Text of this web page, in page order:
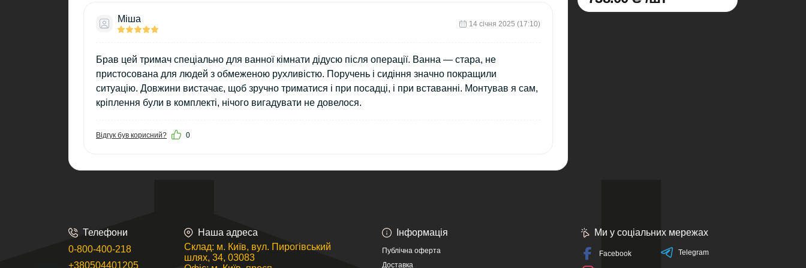
Міша 14 cічня 2025 (17:10)
Брав цей тримач спеціально для ванної кімнати дідусю після операції. Ванна — стара, не
пристосована для людей з обмеженою рухливістю. Поручень і сидіння значно покращили
ситуацію. Довжини вистачає, щоб зручно триматися і при посадці, і при вставанні. Монтував я сам,
кріплення були в комплекті, нічого вигадувати не довелося.
Відгук був корисний? 0
Телефони
0-800-400-218
+380504401205
Наша адреса
Склад: м. Київ, вул. Пирогівський
шлях, 34, 03083
Інформація
Публічна оферта
Доставка
Ми у соціальних мережах
Facebook Telegram